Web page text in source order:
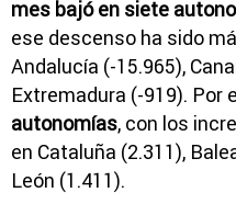
mes bajó en siete
ese descenso ha sido
Andalucía (-15.965),
Extremadura (-919). Por
autonomías, con los
en Cataluña (2.311),
León (1.411).